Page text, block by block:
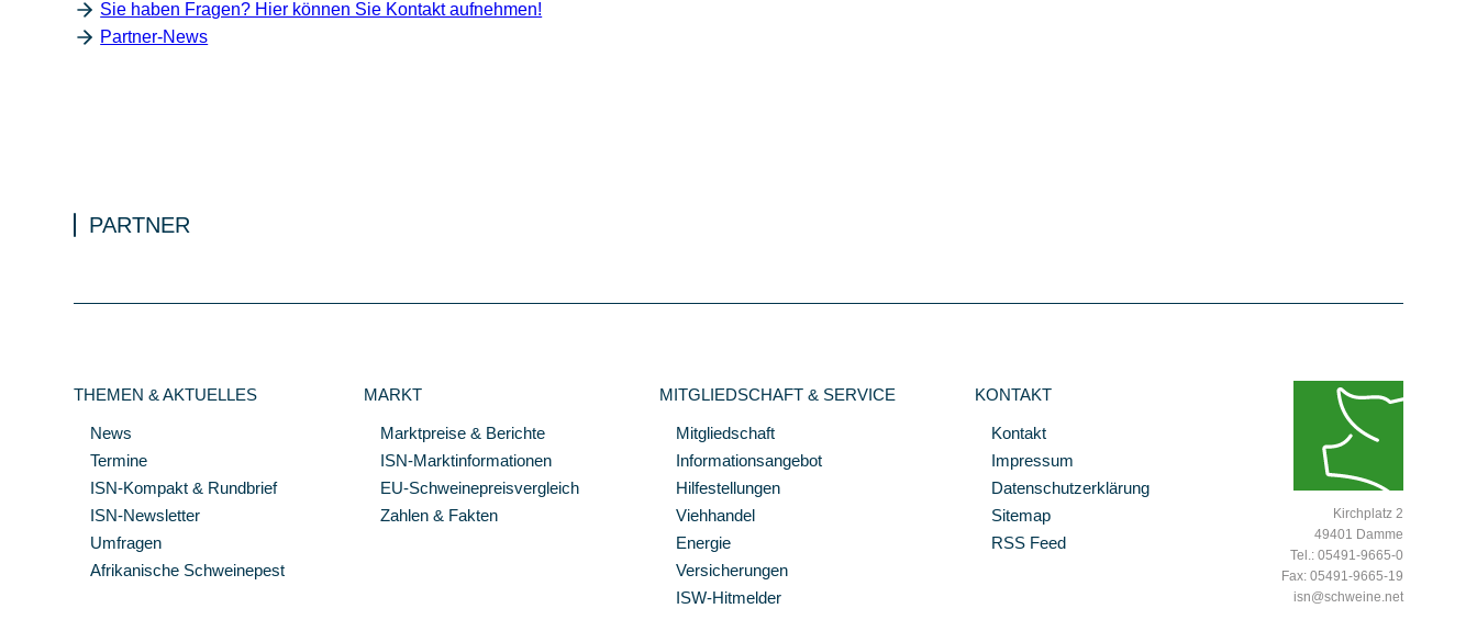
Sie haben Fragen? Hier können Sie Kontakt aufnehmen!
Partner-News
PARTNER
THEMEN & AKTUELLES
News
Termine
ISN-Kompakt & Rundbrief
ISN-Newsletter
Umfragen
Afrikanische Schweinepest
MARKT
Marktpreise & Berichte
ISN-Marktinformationen
EU-Schweinepreisvergleich
Zahlen & Fakten
MITGLIEDSCHAFT & SERVICE
Mitgliedschaft
Informationsangebot
Hilfestellungen
Viehhandel
Energie
Versicherungen
ISW-Hitmelder
KONTAKT
Kontakt
Impressum
Datenschutzerklärung
Sitemap
RSS Feed
Kirchplatz 2
49401 Damme
Tel.: 05491-9665-0
Fax: 05491-9665-19
isn@schweine.net